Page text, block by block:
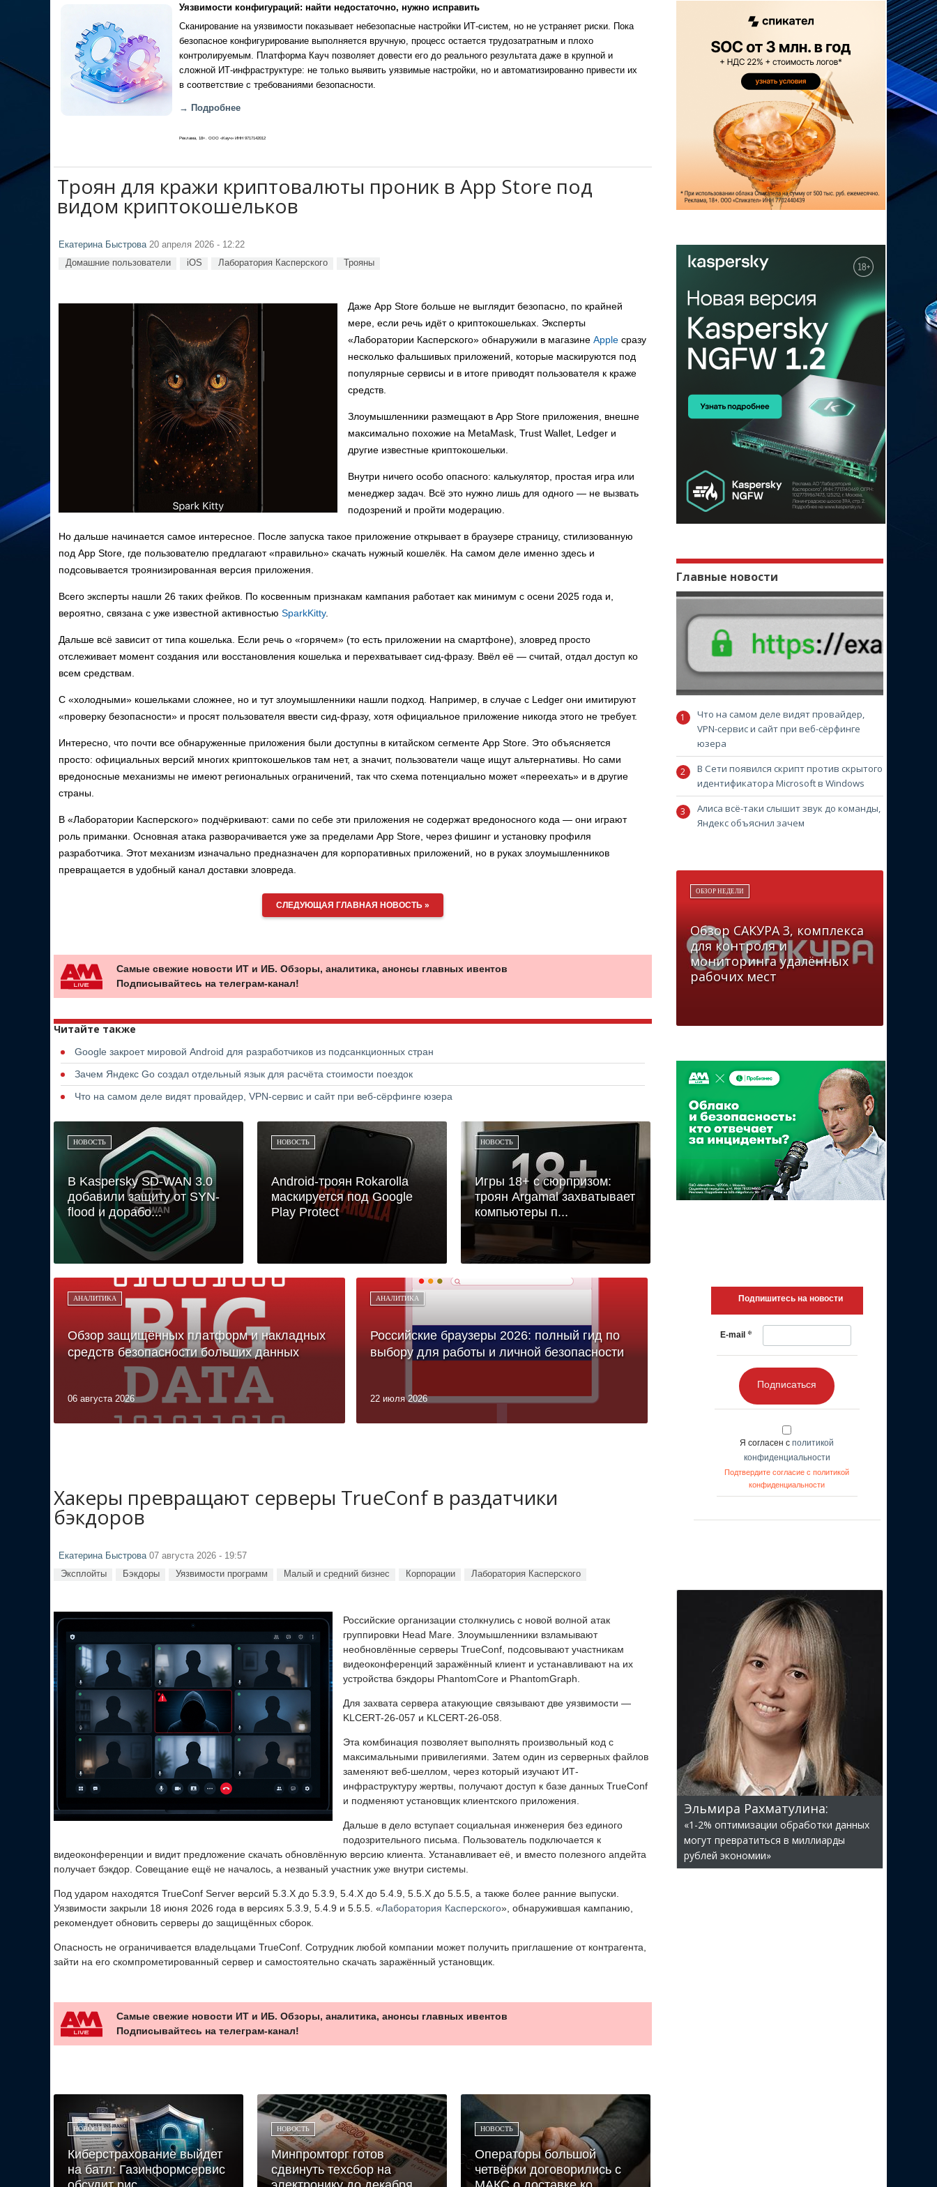
Уязвимости конфигураций: найти недостаточно, нужно исправить
Сканирование на уязвимости показывает небезопасные настройки ИТ-систем, но не устраняет риски. Пока
безопасное конфигурирование выполняется вручную, процесс остается трудозатратным и плохо
контролируемым. Платформа Кауч позволяет довести его до реального результата даже в крупной и
сложной ИТ-инфраструктуре: не только выявить уязвимые настройки, но и автоматизированно привести их
в соответствие с требованиями безопасности.
→ Подробнее
Реклама, 18+. ООО «Кауч» ИНН 9717142012
Троян для кражи криптовалюты проник в App Store под
видом криптокошельков
Екатерина Быстрова20 апреля 2026 - 12:22
Домашние пользователи iOS Лаборатория Касперского Трояны
Даже App Store больше не выглядит безопасно, по крайней
мере, если речь идёт о криптокошельках. Эксперты
«Лаборатории Касперского» обнаружили в магазине Apple сразу
несколько фальшивых приложений, которые маскируются под
популярные сервисы и в итоге приводят пользователя к краже
средств.
Злоумышленники размещают в App Store приложения, внешне
максимально похожие на MetaMask, Trust Wallet, Ledger и
другие известные криптокошельки.
Внутри ничего особо опасного: калькулятор, простая игра или
менеджер задач. Всё это нужно лишь для одного — не вызвать
подозрений и пройти модерацию.
Но дальше начинается самое интересное. После запуска такое приложение открывает в браузере страницу, стилизованную
под App Store, где пользователю предлагают «правильно» скачать нужный кошелёк. На самом деле именно здесь и
подсовывается троянизированная версия приложения.
Всего эксперты нашли 26 таких фейков. По косвенным признакам кампания работает как минимум с осени 2025 года и,
вероятно, связана с уже известной активностью SparkKitty.
Дальше всё зависит от типа кошелька. Если речь о «горячем» (то есть приложении на смартфоне), зловред просто
отслеживает момент создания или восстановления кошелька и перехватывает сид-фразу. Ввёл её — считай, отдал доступ ко
всем средствам.
С «холодными» кошельками сложнее, но и тут злоумышленники нашли подход. Например, в случае с Ledger они имитируют
«проверку безопасности» и просят пользователя ввести сид-фразу, хотя официальное приложение никогда этого не требует.
Интересно, что почти все обнаруженные приложения были доступны в китайском сегменте App Store. Это объясняется
просто: официальных версий многих криптокошельков там нет, а значит, пользователи чаще ищут альтернативы. Но сами
вредоносные механизмы не имеют региональных ограничений, так что схема потенциально может «переехать» и в другие
страны.
В «Лаборатории Касперского» подчёркивают: сами по себе эти приложения не содержат вредоносного кода — они играют
роль приманки. Основная атака разворачивается уже за пределами App Store, через фишинг и установку профиля
разработчика. Этот механизм изначально предназначен для корпоративных приложений, но в руках злоумышленников
превращается в удобный канал доставки зловреда.
СЛЕДУЮЩАЯ ГЛАВНАЯ НОВОСТЬ »
Самые свежие новости ИТ и ИБ. Обзоры, аналитика, анонсы главных ивентов
Подписывайтесь на телеграм-канал!
Читайте также
Google закроет мировой Android для разработчиков из подсанкционных стран
Зачем Яндекс Go создал отдельный язык для расчёта стоимости поездок
Что на самом деле видят провайдер, VPN-сервис и сайт при веб-сёрфинге юзера
НОВОСТЬ
В Kaspersky SD-WAN 3.0
добавили защиту от SYN-
flood и дорабо...
НОВОСТЬ
Android-троян Rokarolla
маскируется под Google
Play Protect
НОВОСТЬ
Игры 18+ с сюрпризом:
троян Argamal захватывает
компьютеры п...
АНАЛИТИКА
Обзор защищённых платформ и накладных
средств безопасности больших данных
06 августа 2026
АНАЛИТИКА
Российские браузеры 2026: полный гид по
выбору для работы и личной безопасности
22 июля 2026
Хакеры превращают серверы TrueConf в раздатчики
бэкдоров
Екатерина Быстрова 07 августа 2026 - 19:57
Эксплойты Бэкдоры Уязвимости программ Малый и средний бизнес Корпорации Лаборатория Касперского
Российские организации столкнулись с новой волной атак
группировки Head Mare. Злоумышленники взламывают
необновлённые серверы TrueConf, подсовывают участникам
видеоконференций заражённый клиент и устанавливают на их
устройства бэкдоры PhantomCore и PhantomGraph.
Для захвата сервера атакующие связывают две уязвимости —
KLCERT-26-057 и KLCERT-26-058.
Эта комбинация позволяет выполнять произвольный код с
максимальными привилегиями. Затем один из серверных файлов
заменяют веб-шеллом, через который изучают ИТ-
инфраструктуру жертвы, получают доступ к базе данных TrueConf
и подменяют установщик клиентского приложения.
Дальше в дело вступает социальная инженерия без единого
подозрительного письма. Пользователь подключается к
видеоконференции и видит предложение скачать обновлённую версию клиента. Устанавливает её, и вместо полезного апдейта
получает бэкдор. Совещание ещё не началось, а незваный участник уже внутри системы.
Под ударом находятся TrueConf Server версий 5.3.X до 5.3.9, 5.4.X до 5.4.9, 5.5.X до 5.5.5, а также более ранние выпуски.
Уязвимости закрыли 18 июня 2026 года в версиях 5.3.9, 5.4.9 и 5.5.5. «Лаборатория Касперского», обнаружившая кампанию,
рекомендует обновить серверы до защищённых сборок.
Опасность не ограничивается владельцами TrueConf. Сотрудник любой компании может получить приглашение от контрагента,
зайти на его скомпрометированный сервер и самостоятельно скачать заражённый установщик.
Самые свежие новости ИТ и ИБ. Обзоры, аналитика, анонсы главных ивентов
Подписывайтесь на телеграм-канал!
НОВОСТЬ
Киберстрахование выйдет
на батл: Газинформсервис
НОВОСТЬ
Минпромторг готов
сдвинуть техсбор на
НОВОСТЬ
Операторы большой
четвёрки договорились с
Главные новости
Что на самом деле видят провайдер,
VPN-сервис и сайт при веб-сёрфинге
юзера
В Сети появился скрипт против скрытого
идентификатора Microsoft в Windows
Алиса всё-таки слышит звук до команды,
Яндекс объяснил зачем
ОБЗОР НЕДЕЛИ
Обзор САКУРА 3, комплекса
для контроля и
мониторинга удалённых
рабочих мест
Подпишитесь на новости
E-mail *
Подписаться
Я согласен с политикой
конфиденциальности
Подтвердите согласие с политикой
конфиденциальности
Эльмира Рахматулина:
«1-2% оптимизации обработки данных
могут превратиться в миллиарды
рублей экономии»